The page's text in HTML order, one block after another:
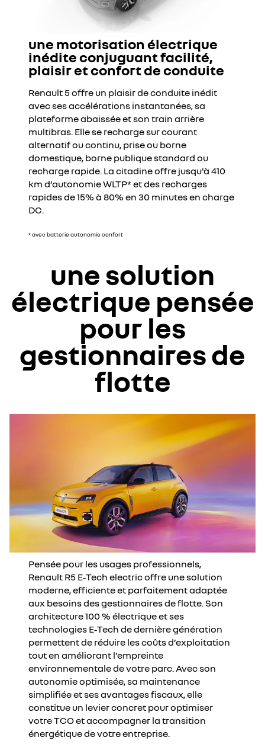
une motorisation électrique
inédite conjuguant facilité,
plaisir et confort de conduite
Renault 5 offre un plaisir de conduite inédit
avec ses accélérations instantanées, sa
plateforme abaissée et son train arrière
multibras. Elle se recharge sur courant
alternatif ou continu, prise ou borne
domestique, borne publique standard ou
recharge rapide. La citadine offre jusqu'à 410
km d’autonomie WLTP* et des recharges
rapides de 15% à 80% en 30 minutes en charge
DC.
* avec batterie autonomie confort
une solution
électrique pensée
pour les
gestionnaires de
flotte
Pensée pour les usages professionnels,
Renault R5 E‑Tech electric offre une solution
moderne, efficiente et parfaitement adaptée
aux besoins des gestionnaires de flotte. Son
architecture 100 % électrique et ses
technologies E‑Tech de dernière génération
permettent de réduire les coûts d’exploitation
tout en améliorant l’empreinte
environnementale de votre parc. Avec son
autonomie optimisée, sa maintenance
simplifiée et ses avantages fiscaux, elle
constitue un levier concret pour optimiser
votre TCO et accompagner la transition
énergétique de votre entreprise.